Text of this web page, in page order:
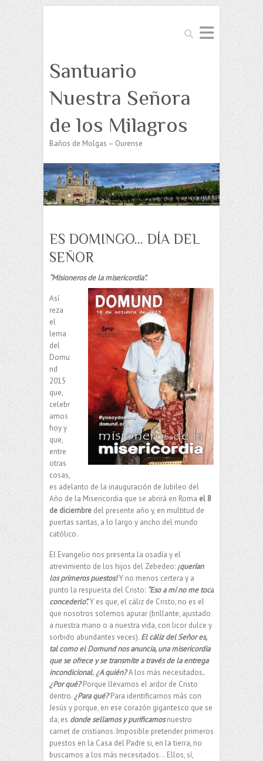
Buscar
Santuario
Nuestra Señora
de los Milagros
Baños de Molgas – Ourense
ES DOMINGO… DÍA DEL
SEÑOR
“Misioneros de la misericordia”.
Así
reza
el
lema
del
Domu
nd
2015
que,
celebr
amos
hoy y
que,
entre
otras
cosas,
es adelanto de la inauguración de Jubileo del
Año de la Misericordia que se abrirá en Roma el 8
de diciembre del presente año y, en multitud de
puertas santas, a lo largo y ancho del mundo
católico.
El Evangelio nos presenta la osadía y el
atrevimiento de los hijos del Zebedeo: ¡querían
los primeros puestos!Y no menos certera y a
punto la respuesta del Cristo: “Eso a mí no me toca
concederlo”.Y es que, el cáliz de Cristo, no es el
que nosotros solemos apurar (brillante, ajustado
a nuestra mano o a nuestra vida, con licor dulce y
sorbido abundantes veces). El cáliz del Señor es,
tal como el Domund nos anuncia, una misericordia
que se ofrece y se transmite a través de la entrega
incondicional.¿A quién?A los más necesitados.
¿Por qué?Porque llevamos el ardor de Cristo
dentro.¿Para qué?Para identificarnos más con
Jesús y porque, en ese corazón gigantesco que se
da, es donde sellamos y purificamosnuestro
carnet de cristianos. Imposible pretender primeros
puestos en la Casa del Padre si, en la tierra, no
buscamos a los más necesitados… Ellos, sí,